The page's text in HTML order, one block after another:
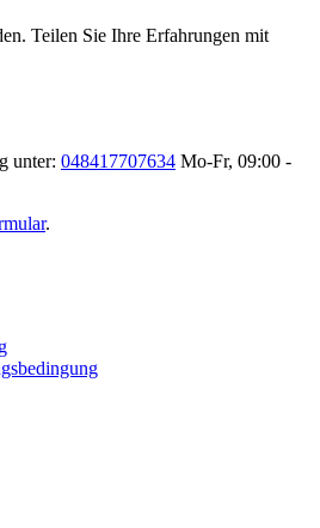
Teilen Sie Ihre Erfahrungen mit
unter: 048417707634 Mo-Fr, 09:00 -
.